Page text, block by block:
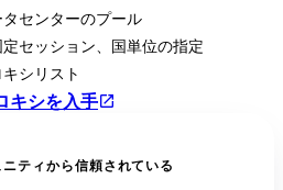
センターのプール
セッション、国単位の指定
シリスト
キシを入手
ティから信頼されている